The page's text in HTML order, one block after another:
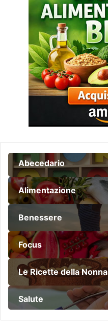
Abecedario
Alimentazione
Benessere
Focus
Le Ricette della Nonna
Salute